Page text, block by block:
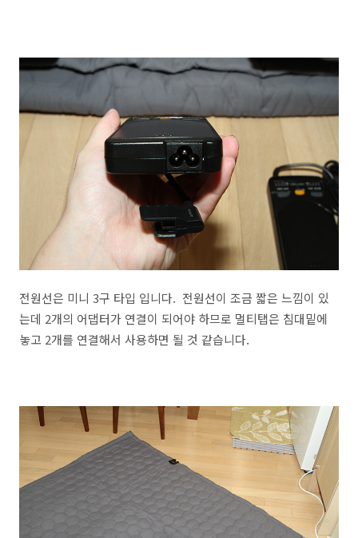
전원선은 미니 3구 타입 입니다. 전원선이 조금 짧은 느낌이 있
는데 2개의 어댑터가 연결이 되어야 하므로 멀티탭은 침대밑에
놓고 2개를 연결해서 사용하면 될 것 같습니다.